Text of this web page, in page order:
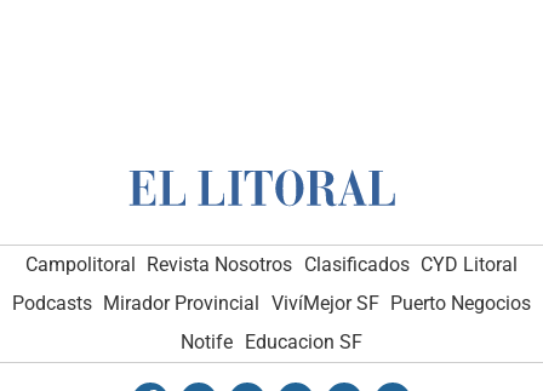
Campolitoral Revista Nosotros Clasificados CYD Litoral
Podcasts Mirador Provincial VivíMejor SF Puerto Negocios
Notife Educacion SF